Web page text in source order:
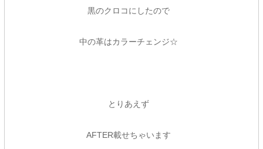
黒のクロコにしたので
中の革はカラーチェンジ☆
とりあえず
AFTER載せちゃいます